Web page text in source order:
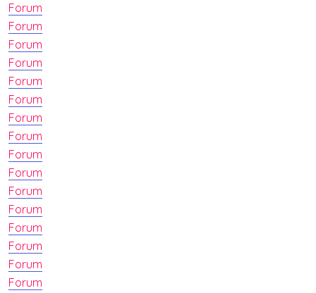
Forum
Forum
Forum
Forum
Forum
Forum
Forum
Forum
Forum
Forum
Forum
Forum
Forum
Forum
Forum
Forum